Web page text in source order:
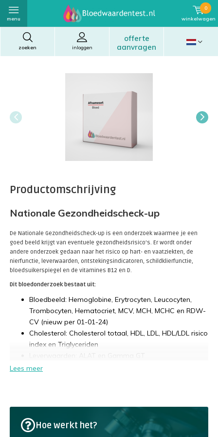
zoeken
offerte
aanvragen
inloggen
menu winkelwagen
0
Productomschrijving
Nationale Gezondheidscheck-up
De Nationale Gezondheidscheck-up is een onderzoek waarmee je een
goed beeld krijgt van eventuele gezondheidsrisico’s. Er wordt onder
andere onderzoek gedaan naar het risico op hart- en vaatziekten, de
nierfunctie, leverwaarden, ontstekingsindicatoren, schildklierfunctie,
bloedsuikerspiegel en de vitamines B12 en D.
Dit bloedonderzoek bestaat uit:
Bloedbeeld: Hemoglobine, Erytrocyten, Leucocyten,
Trombocyten, Hematocriet, MCV, MCH, MCHC en RDW-
CV (nieuw per 01-01-24)
Cholesterol: Cholesterol totaal, HDL, LDL, HDL/LDL risico
index en Triglyceriden
Nierfunctie: Creatinine en GFR berekening
Vitamines: Vitamine D3 en Vitamine B12
Vochthuishouding: Natrium
Lees meer
Hoe werkt het?